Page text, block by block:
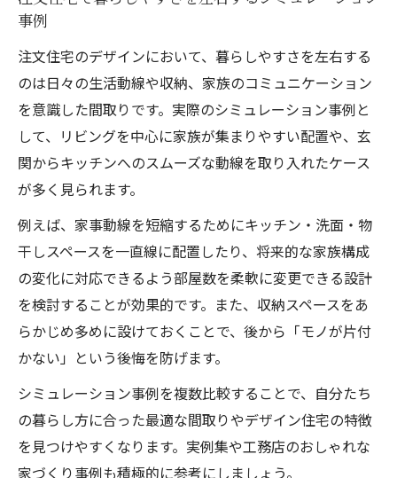
事例
注文住宅のデザインにおいて、暮らしやすさを左右する
のは日々の生活動線や収納、家族のコミュニケーション
を意識した間取りです。実際のシミュレーション事例と
して、リビングを中心に家族が集まりやすい配置や、玄
関からキッチンへのスムーズな動線を取り入れたケース
が多く見られます。
例えば、家事動線を短縮するためにキッチン・洗面・物
干しスペースを一直線に配置したり、将来的な家族構成
の変化に対応できるよう部屋数を柔軟に変更できる設計
を検討することが効果的です。また、収納スペースをあ
らかじめ多めに設けておくことで、後から「モノが片付
かない」という後悔を防げます。
シミュレーション事例を複数比較することで、自分たち
の暮らし方に合った最適な間取りやデザイン住宅の特徴
を見つけやすくなります。実例集や工務店のおしゃれな
家づくり事例も積極的に参考にしましょう。